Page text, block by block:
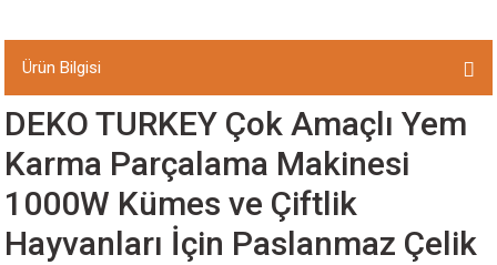
Ürün Bilgisi
DEKO TURKEY Çok Amaçlı Yem
Karma Parçalama Makinesi
1000W Kümes ve Çiftlik
Hayvanları İçin Paslanmaz Çelik